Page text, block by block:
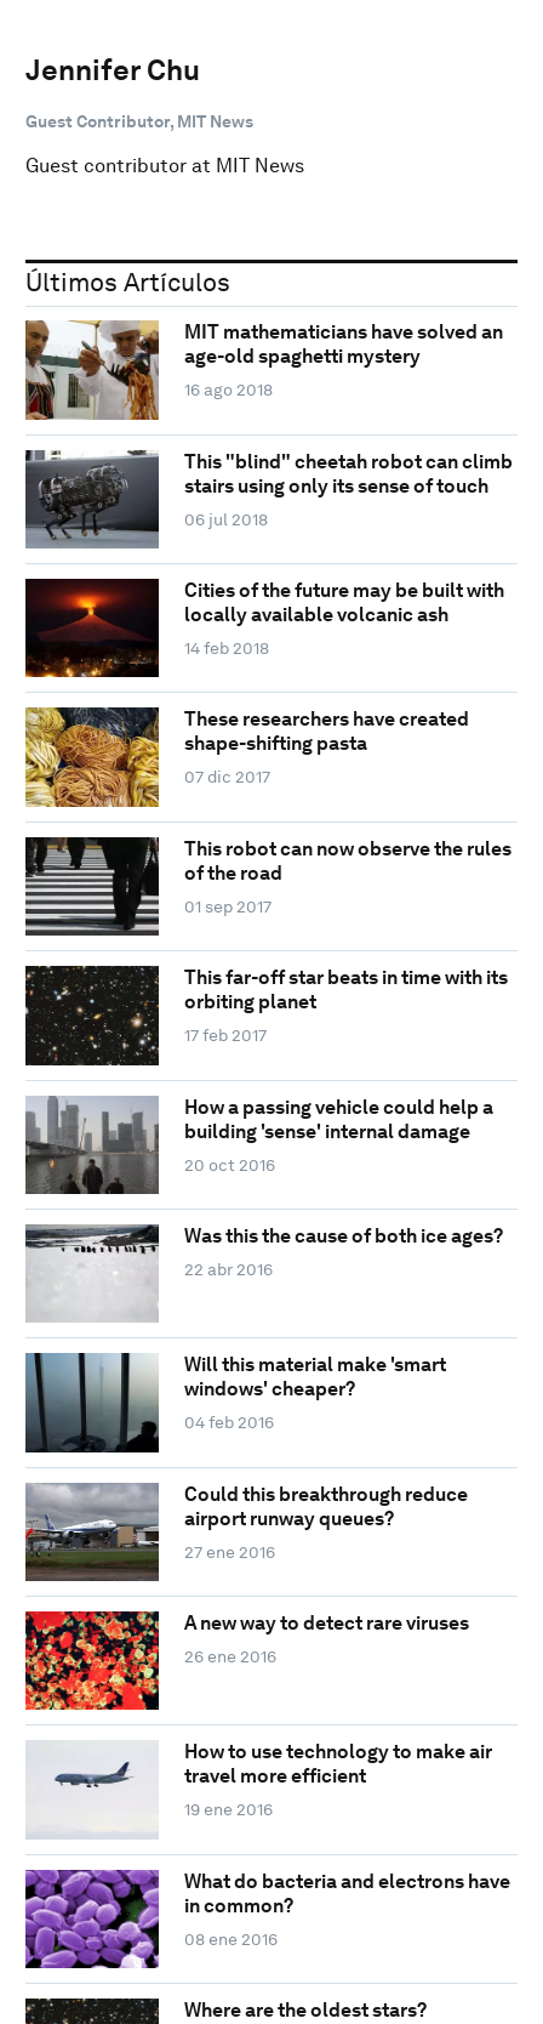
Jennifer Chu
Guest Contributor, MIT News
Guest contributor at MIT News
Últimos Artículos
MIT mathematicians have solved an
age-old spaghetti mystery
16 ago 2018
This "blind" cheetah robot can climb
stairs using only its sense of touch
06 jul 2018
Cities of the future may be built with
locally available volcanic ash
14 feb 2018
These researchers have created
shape-shifting pasta
07 dic 2017
This robot can now observe the rules
of the road
01 sep 2017
This far-off star beats in time with its
orbiting planet
17 feb 2017
How a passing vehicle could help a
building 'sense' internal damage
20 oct 2016
Was this the cause of both ice ages?
22 abr 2016
Will this material make 'smart
windows' cheaper?
04 feb 2016
Could this breakthrough reduce
airport runway queues?
27 ene 2016
A new way to detect rare viruses
26 ene 2016
How to use technology to make air
travel more efficient
19 ene 2016
What do bacteria and electrons have
in common?
08 ene 2016
Where are the oldest stars?